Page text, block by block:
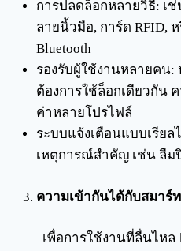
การปลดล็อกหลายวิธี: เ
ลายนิ้วมือ, การ์ด RFID,
Bluetooth
รองรับผู้ใช้งานหลายคน
ต้องการใช้ล็อกเดียวกัน
ค่าหลายโปรไฟล์
ระบบแจ้งเตือนแบบเรียล
เหตุการณ์สำคัญ เช่น ลืม
ความเข้ากันได้กับสมาร์
เพื่อการใช้งานที่ลื่นไหล